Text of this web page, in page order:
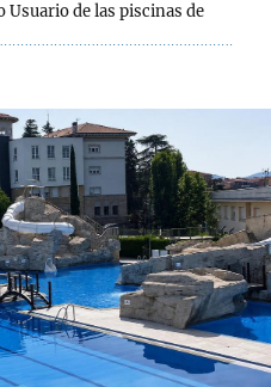
de las piscinas de